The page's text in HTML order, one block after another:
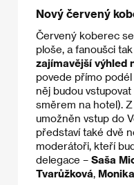
Nový červený
Červený koberec
ploše, a fanoušci
zajímavější výhled
povede přímo
něj budou
směrem na hotel).
umožněn vstup do
představí také dvě
moderátoři, kteří
delegace – Saša
Tvarůžková,